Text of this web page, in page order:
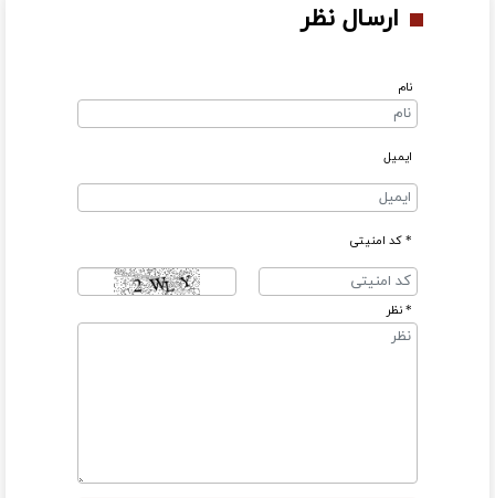
ارسال نظر
نام
ایمیل
* کد امنیتی
* نظر